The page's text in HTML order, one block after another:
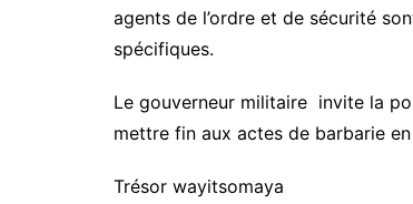
agents de l’ordre et de sécurité
spécifiques.
Le gouverneur militaire invite la
mettre fin aux actes de barbarie
Trésor wayitsomaya